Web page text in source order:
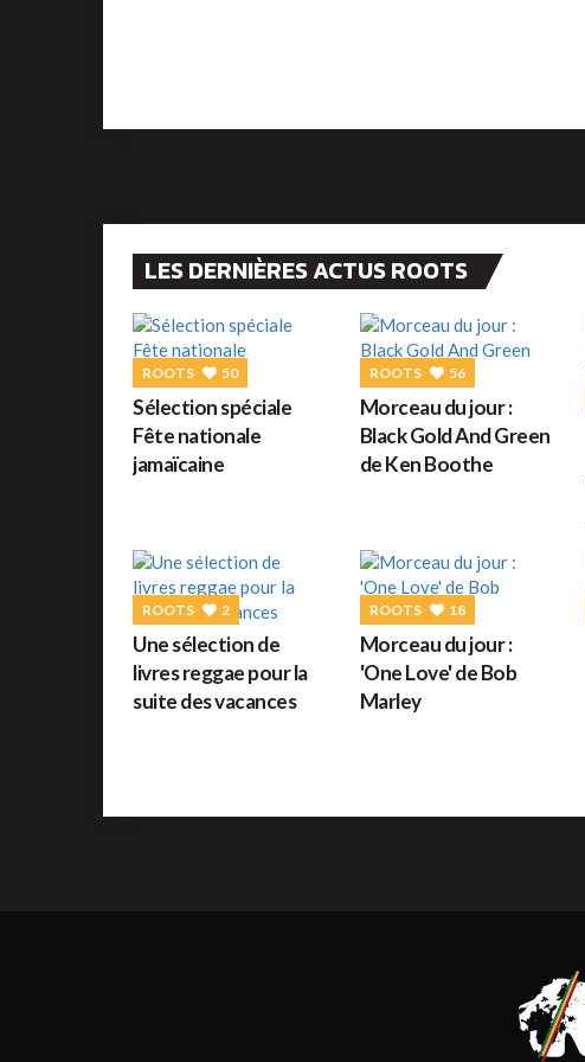
LES DERNIÈRES ACTUS ROOTS
ROOTS 50
Sélection spéciale
Fête nationale
jamaïcaine
ROOTS 56
Morceau du jour :
Black Gold And Green
de Ken Boothe
ROOTS 2
Une sélection de
livres reggae pour la
suite des vacances
ROOTS 18
Morceau du jour :
'One Love' de Bob
Marley